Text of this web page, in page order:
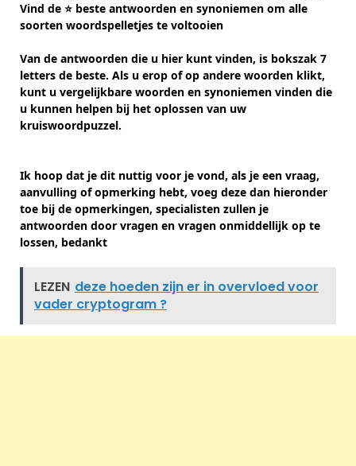
Vind de ⭐ beste antwoorden en synoniemen om alle
soorten woordspelletjes te voltooien
Van de antwoorden die u hier kunt vinden, is bokszak 7
letters de beste. Als u erop of op andere woorden klikt,
kunt u vergelijkbare woorden en synoniemen vinden die
u kunnen helpen bij het oplossen van uw
kruiswoordpuzzel.
Ik hoop dat je dit nuttig voor je vond, als je een vraag,
aanvulling of opmerking hebt, voeg deze dan hieronder
toe bij de opmerkingen, specialisten zullen je
antwoorden door vragen en vragen onmiddellijk op te
lossen, bedankt
LEZEN deze hoeden zijn er in overvloed voor
vader cryptogram ?